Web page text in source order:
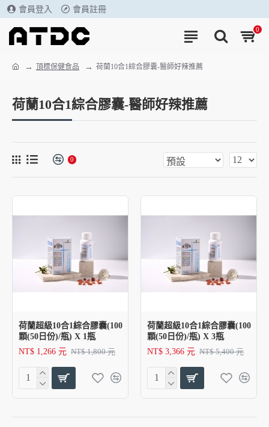
會員登入 會員註冊
0
頂標保健食品 荷蘭10合1綜合膠囊-醫師好辣推薦
荷蘭10合1綜合膠囊-醫師好辣推薦
0
荷蘭超級10合1綜合膠囊(100
顆(50日份)/瓶) X 1瓶
NT$ 1,266 元 NT$ 1,800 元
荷蘭超級10合1綜合膠囊(100
顆(50日份)/瓶) X 3瓶
NT$ 3,366 元 NT$ 5,400 元